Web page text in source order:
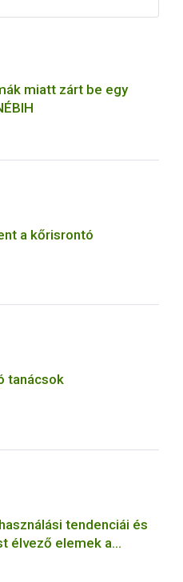
miatt zárt be egy
a kőrisrontó
tanácsok
tendenciái és
élvező elemek a
érdekében